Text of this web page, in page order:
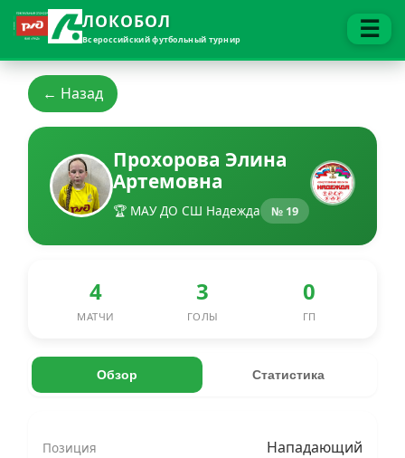
ЛОКОБОЛ
Всероссийский футбольный турнир ☰
← Назад
Прохорова Элина
Артемовна
🏆 МАУ ДО СШ Надежда № 19
4
МАТЧИ
3
ГОЛЫ
0
ГП
Обзор Статистика
Позиция Нападающий